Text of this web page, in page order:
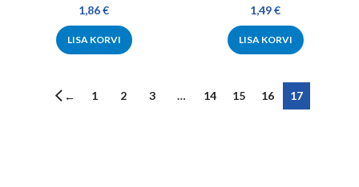
1,86€
LISA KORVI
1,49€
LISA KORVI
← 1 2 3 … 14 15 16 17